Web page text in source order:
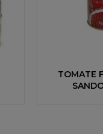
TOMATE